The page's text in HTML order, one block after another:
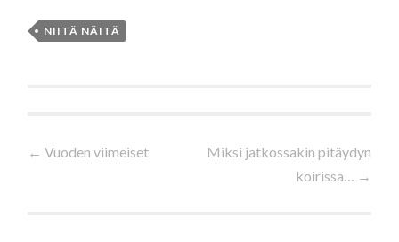
NIITÄ NÄITÄ
Artikkelien
← Vuoden viimeiset
Miksi jatkossakin pitäydyn
koirissa… →